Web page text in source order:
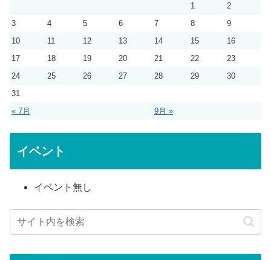
1
2
3
4 5 6 7 8
9
10
11 12 13 14 15
16
17
18 19 20 21 22
23
24
25 26 27 28 29
30
31
« 7月
9月 »
イベント
イベント無し